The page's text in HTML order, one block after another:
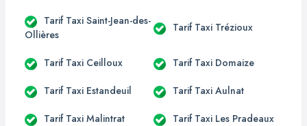
Tarif Taxi Saint-Jean-des-
Ollières
Tarif Taxi Trézioux
Tarif Taxi Ceilloux Tarif Taxi Domaize
Tarif Taxi Estandeuil Tarif Taxi Aulnat
Tarif Taxi Malintrat Tarif Taxi Les Pradeaux